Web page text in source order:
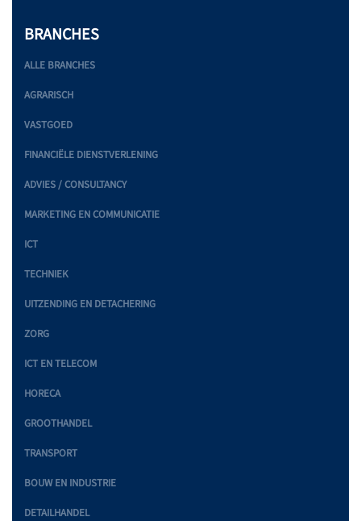
BRANCHES
ALLE BRANCHES
AGRARISCH
VASTGOED
FINANCIËLE DIENSTVERLENING
ADVIES / CONSULTANCY
MARKETING EN COMMUNICATIE
ICT
TECHNIEK
UITZENDING EN DETACHERING
ZORG
ICT EN TELECOM
HORECA
GROOTHANDEL
TRANSPORT
BOUW EN INDUSTRIE
DETAILHANDEL